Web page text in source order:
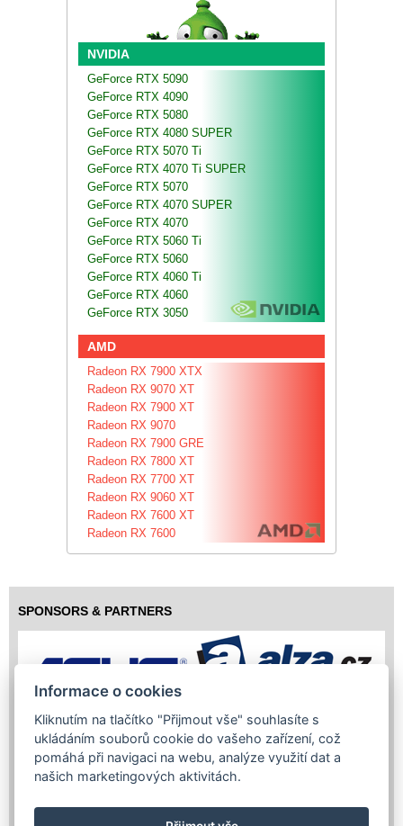
NVIDIA
GeForce RTX 5090
GeForce RTX 4090
GeForce RTX 5080
GeForce RTX 4080 SUPER
GeForce RTX 5070 Ti
GeForce RTX 4070 Ti SUPER
GeForce RTX 5070
GeForce RTX 4070 SUPER
GeForce RTX 4070
GeForce RTX 5060 Ti
GeForce RTX 5060
GeForce RTX 4060 Ti
GeForce RTX 4060
GeForce RTX 3050
AMD
Radeon RX 7900 XTX
Radeon RX 9070 XT
Radeon RX 7900 XT
Radeon RX 9070
Radeon RX 7900 GRE
Radeon RX 7800 XT
Radeon RX 7700 XT
Radeon RX 9060 XT
Radeon RX 7600 XT
Radeon RX 7600
SPONSORS & PARTNERS
Informace o cookies
Kliknutím na tlačítko "Přijmout vše" souhlasíte s
ukládáním souborů cookie do vašeho zařízení, což
pomáhá při navigaci na webu, analýze využití dat a
našich marketingových aktivitách.